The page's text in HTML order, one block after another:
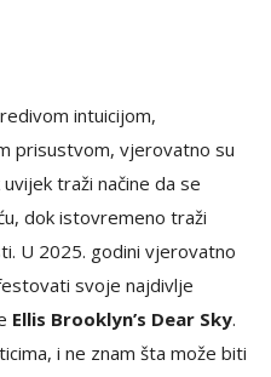
intuicijom,
prisustvom, vjerovatno su
traži načine da se
dok istovremeno traži
U 2025. godini vjerovatno
svoje najdivlje
Ellis Brooklyn’s Dear Sky.
i ne znam šta može biti